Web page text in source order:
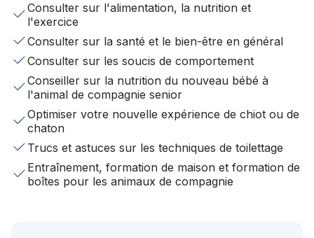
Consulter sur l'alimentation, la nutrition et
l'exercice
Consulter sur la santé et le bien-être en général
Consulter sur les soucis de comportement
Conseiller sur la nutrition du nouveau bébé à
l'animal de compagnie senior
Optimiser votre nouvelle expérience de chiot ou de
chaton
Trucs et astuces sur les techniques de toilettage
Entraînement, formation de maison et formation de
boîtes pour les animaux de compagnie